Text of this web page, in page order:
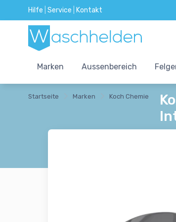
Hilfe Service Kontakt
Marken Aussenbereich
Startseite Marken Koch Chemie